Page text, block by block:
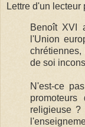
Lettre d'un
Benoît XVI
l'Union
de soi
N'est-ce
religieuse ?